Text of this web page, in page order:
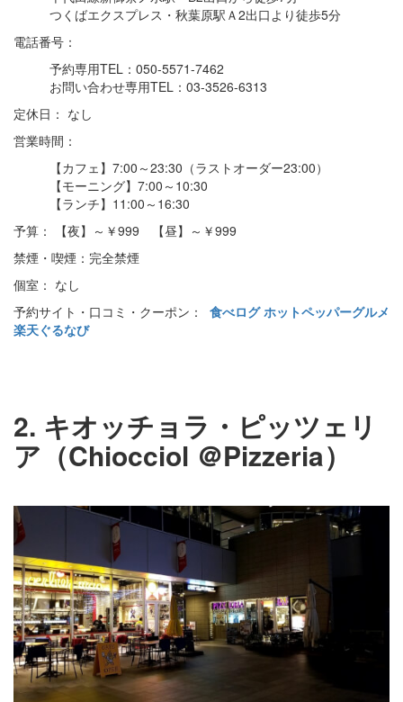
つくばエクスプレス・秋葉原駅Ａ2出口より徒歩5分
電話番号：
予約専用TEL：050-5571-7462
お問い合わせ専用TEL：03-3526-6313
定休日： なし
営業時間：
【カフェ】7:00～23:30（ラストオーダー23:00）
【モーニング】7:00～10:30
【ランチ】11:00～16:30
予算： 【夜】～￥999 【昼】～￥999
禁煙・喫煙：完全禁煙
個室： なし
予約サイト・口コミ・クーポン： 食べログホットペッパーグルメ
楽天ぐるなび
2. キオッチョラ・ピッツェリ
ア（Chiocciol ＠Pizzeria）